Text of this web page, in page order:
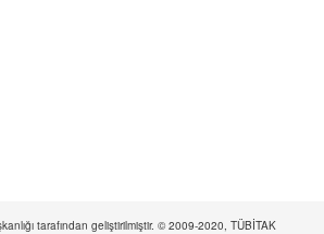
tarafından geliştirilmiştir. © 2009-2020, TÜBİTAK